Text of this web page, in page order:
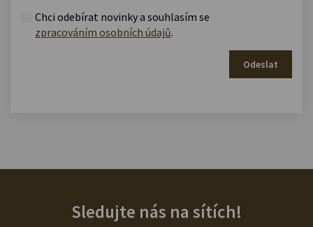
Chci odebírat novinky a souhlasím se
zpracováním osobních údajů.
Odeslat
Sledujte nás na sítích!